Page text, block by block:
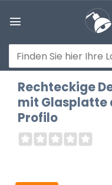
Inhalt
Suchen
nach:
Rechteckige
mit Glasplatte
Profilo